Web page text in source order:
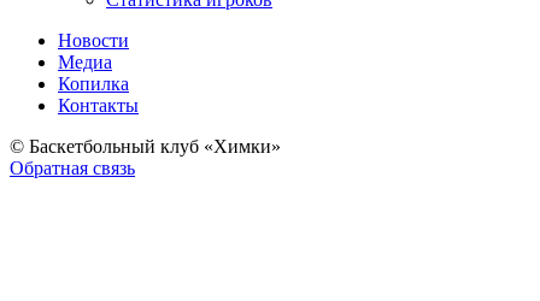
Новости
Медиа
Копилка
Контакты
© Баскетбольный клуб «Химки»
Обратная связь